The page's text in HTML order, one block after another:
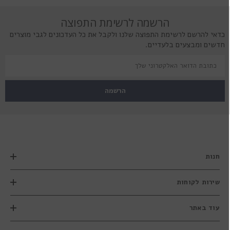
הרשמה לרשימת התפוצה
כדאי להרשם לרשימת התפוצה שלנו ולקבל את כל העדכונים לגבי מוצרים
חדשים ומבצעים בלעדיים.
הרשמה
חנות
שירות לקוחות
עוד באתר